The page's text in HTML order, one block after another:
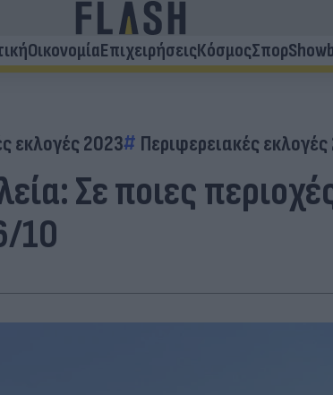
ΟικονομίαΕπιχειρήσειςΚόσμοςΣπορ
εκλογές 2023 Περιφερειακές
Σε ποιες
10